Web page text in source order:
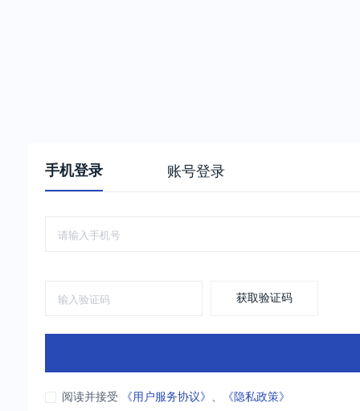
手机登录 账号登录
获取验证码
阅读并接受 《用户服务协议》 、 《隐私政策》